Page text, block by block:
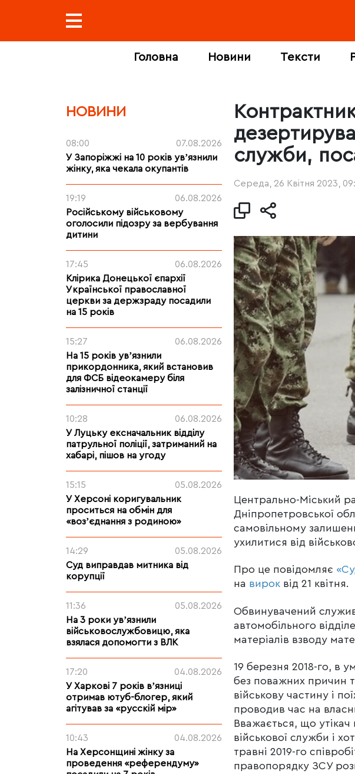
Головна Новини Тексти
НОВИНИ
08:00
07.08.2026
У Запоріжжі на 10 років увʼязнили
жінку, яка чекала окупантів
19:19
06.08.2026
Російському військовому
оголосили підозру за вербування
дитини
17:45
06.08.2026
Клірика Донецької єпархії
Української православної
церкви за держзраду посадили
на 15 років
15:27
06.08.2026
На 15 років увʼязнили
прикордонника, який встановив
для ФСБ відеокамеру біля
залізничної станції
10:28
06.08.2026
У Луцьку ексначальник відділу
патрульної поліції, затриманий на
хабарі, пішов на угоду
15:15
05.08.2026
У Херсоні коригувальник
проситься на обмін для
«возʼєднання з родиною»
14:29
05.08.2026
Суд виправдав митника від
корупції
11:36
05.08.2026
На 3 роки увʼязнили
військовослужбовицю, яка
взялася допомогти з ВЛК
17:20
04.08.2026
У Харкові 7 років вʼязниці
отримав ютуб-блогер, який
агітував за «русскій мір»
10:43
04.08.2026
На Херсонщині жінку за
проведення «референдуму»
служби,
Середа, 26 Квітня 2023,
Центрально-Міський
Дніпропетровської
самовільному
ухилитися від
Про це повідомляє
на вирок від 21 квітня.
Обвинувачений
автомобільного
матеріалів взводу
19 березня 2018-го, в
без поважних причин
військову частину і
проводив час на
Вважається, що утікач
військової служби і
травні 2019-го
правопорядку ЗСУ